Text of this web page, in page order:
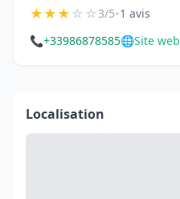
★★★☆☆3/5•1 avis
📞+33986878585🌐Site web
Localisation